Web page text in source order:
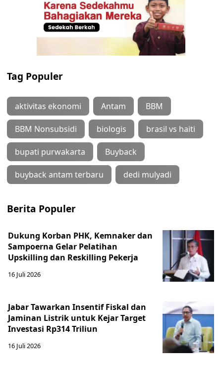
Tag Populer
aktivitas ekonomi Antam BBM
BBM Nonsubsidi biologis brasil vs haiti
bupati purwakarta Buyback
buyback antam terbaru dedi mulyadi
Berita Populer
Dukung Korban PHK, Kemnaker dan
Sampoerna Gelar Pelatihan
Upskilling dan Reskilling Pekerja
16 Juli 2026
Jabar Tawarkan Insentif Fiskal dan
Jaminan Listrik untuk Kejar Target
Investasi Rp314 Triliun
16 Juli 2026